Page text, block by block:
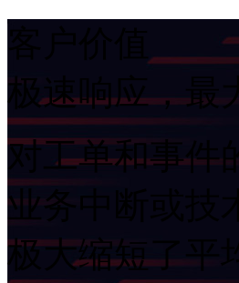
极速响应，
对工单和事件
业务中断或技
极大缩短了平